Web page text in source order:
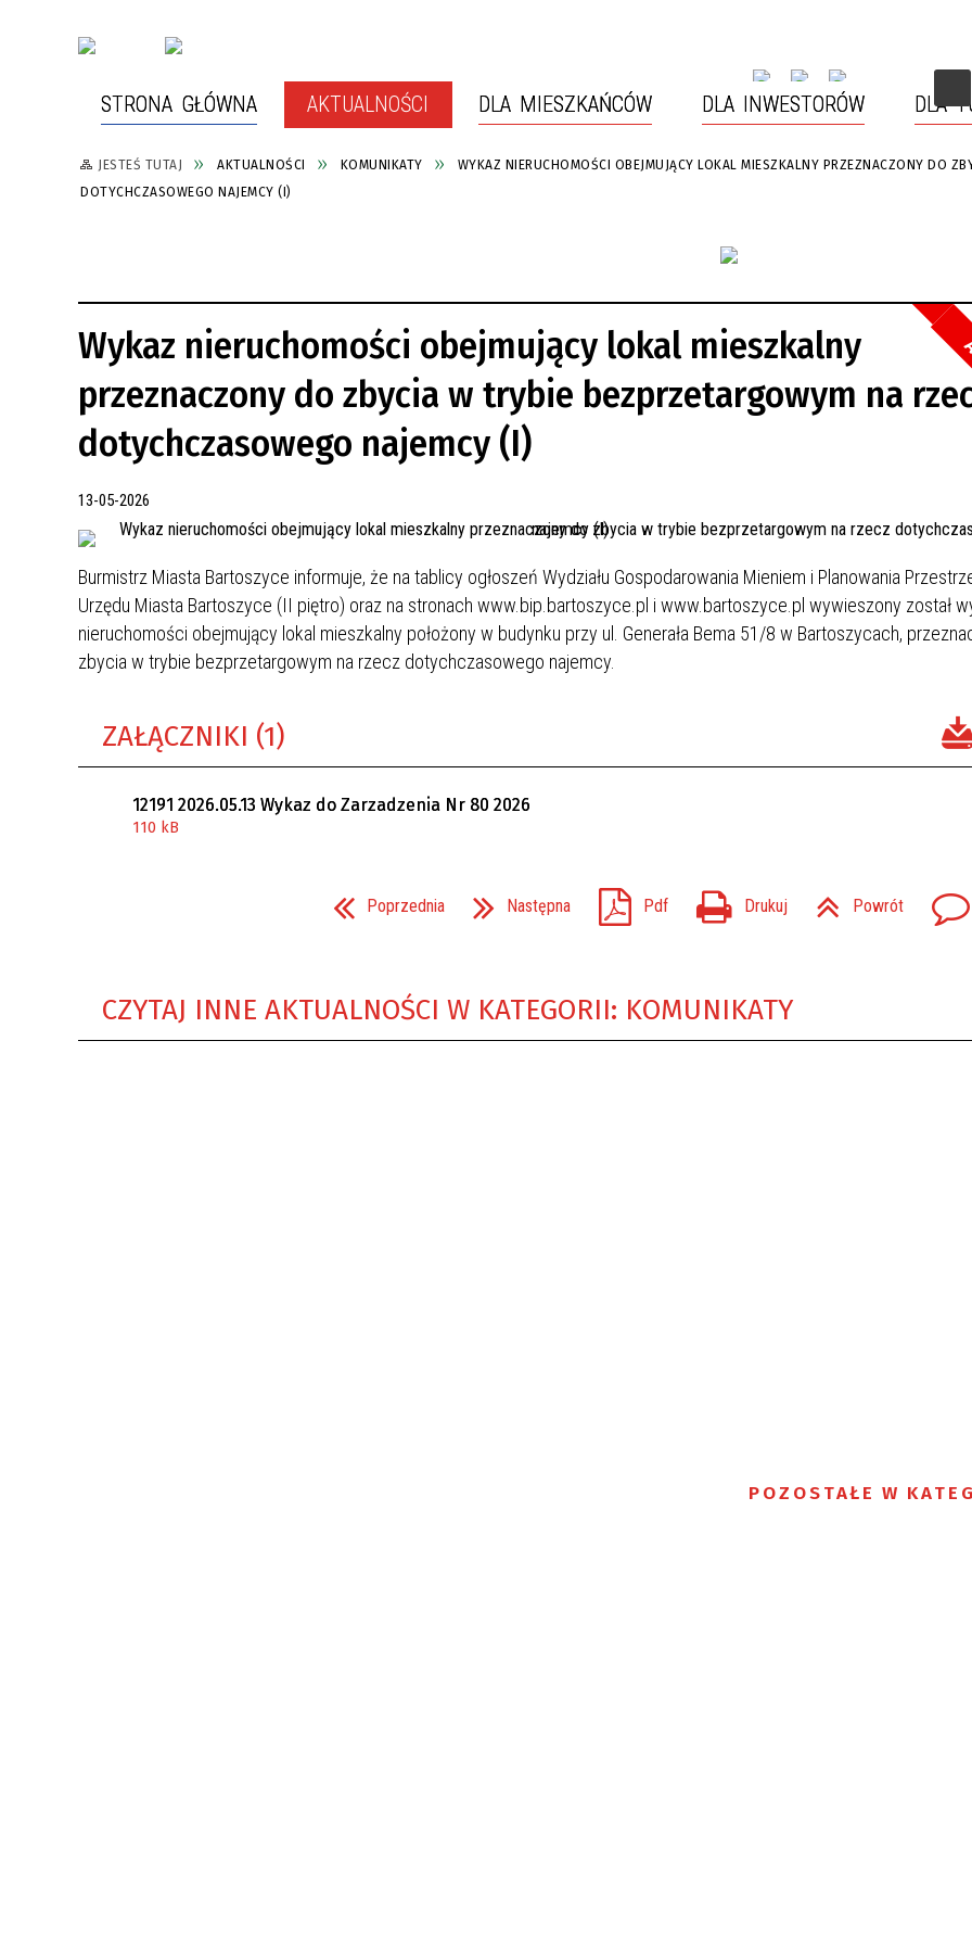
STRONA GŁÓWNA AKTUALNOŚCI DLA MIESZKAŃCÓW
WŁADZE MIASTA RADA MIASTA BARTOSZYCE
OCHRONA ZWIERZĄT
RZĄDOWY PROGRAM „CZYSTE
POWIETRZE”
CMENTARZE
ZASŁUŻENI DLA MIASTA MIASTA PARTNERSKIE INWESTYCJE
GDZIE SZUKAĆ POMOCY? PRZYJĘCIA INTERESANTÓW
KASA
DLA INWESTORÓW DLA
WARTO ZOBACZYĆ
BARTOSZYCE W SIECI MIAST
CITTASLOW
JESTEŚ TUTAJ AKTUALNOŚCI KOMUNIKATY
WYKAZ NIERUCHOMOŚCI OBEJMUJĄCY LOKAL MIESZKALNY PRZEZNACZONY DO
DOTYCHCZASOWEGO NAJEMCY (I)
Wykaz nieruchomości obejmujący lokal mieszkalny
przeznaczony do zbycia w trybie bezprzetargowym na
dotychczasowego najemcy (I)
13-05-2026
Burmistrz Miasta Bartoszyce informuje, że na tablicy ogłoszeń Wydziału Gospodarowania Mieniem i Planowania
Urzędu Miasta Bartoszyce (II piętro) oraz na stronach www.bip.bartoszyce.pl i www.bartoszyce.pl wywieszony został
nieruchomości obejmujący lokal mieszkalny położony w budynku przy ul. Generała Bema 51/8 w Bartoszycach,
zbycia w trybie bezprzetargowym na rzecz dotychczasowego najemcy.
ZAŁĄCZNIKI (1)
12191 2026.05.13 Wykaz do Zarzadzenia Nr 80 2026
110 kB
Poprzednia Następna Pdf Drukuj Powrót
CZYTAJ INNE AKTUALNOŚCI W KATEGORII: KOMUNIKATY
POZOSTAŁE W